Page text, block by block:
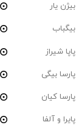
بیژن یار
بیگباب
پاپا شیراز
پارسا بیگی
پارسا کیان
پایرا و آلفا